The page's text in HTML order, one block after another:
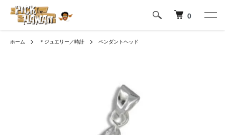
0
ホーム ＊ジュエリー／時計 ペンダントヘッド